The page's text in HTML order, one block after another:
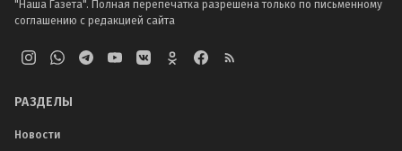
"Наша Газета". Полная перепечатка разрешена только по письменному
соглашению с редакцией сайта
РАЗДЕЛЫ
Новости